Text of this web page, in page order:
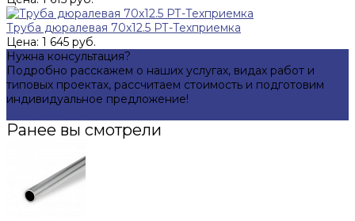
Труба дюралевая 70x12.5 РТ-Техприемка
Цена: 1 645 руб.
Нужна консультация?
Подробно расскажем о наших услугах, видах работ и
типовых проектах, рассчитаем стоимость и подготовим
индивидуальное предложение!
Ранее вы смотрели